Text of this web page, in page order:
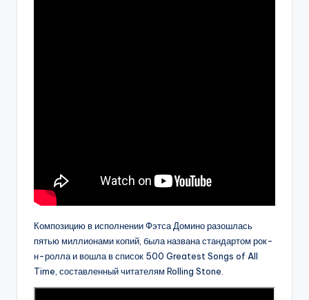
Композицию в исполнении Фэтса Домино разошлась
пятью миллионами копий, была названа стандартом рок-
н-ролла и вошла в список 500 Greatest Songs of All
Time, составленный читателям Rolling Stone.